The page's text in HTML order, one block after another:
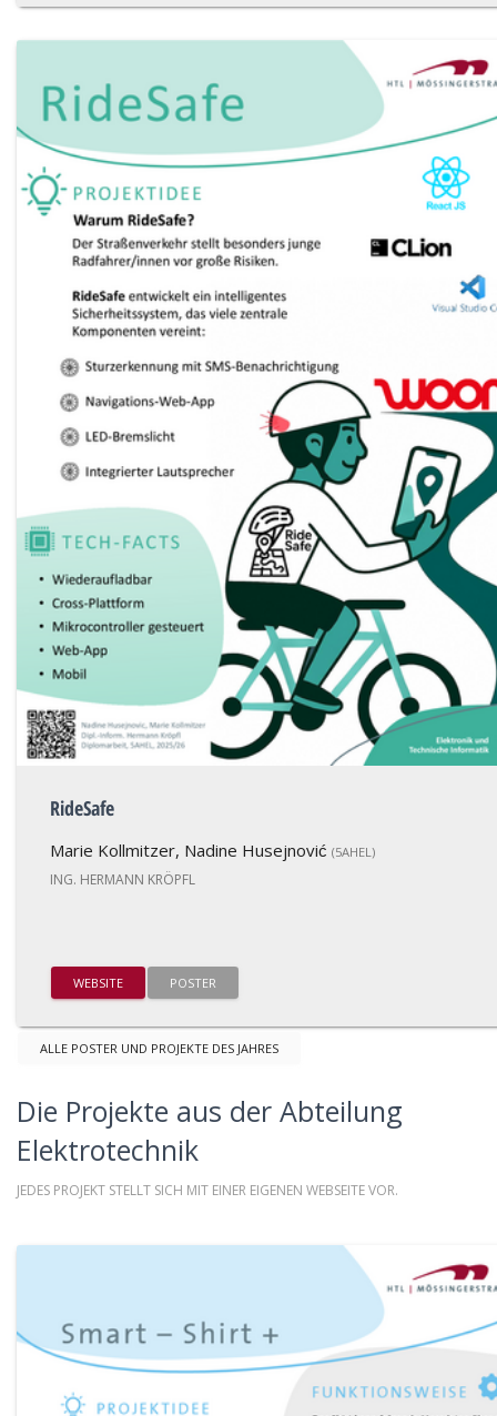
RideSafe
Marie Kollmitzer, Nadine Husejnović (5AHEL)
ING. HERMANN KRÖPFL
WEBSITE POSTER
ALLE POSTER UND PROJEKTE DES JAHRES
Die Projekte aus der Abteilung
Elektrotechnik
JEDES PROJEKT STELLT SICH MIT EINER EIGENEN WEBSEITE VOR.